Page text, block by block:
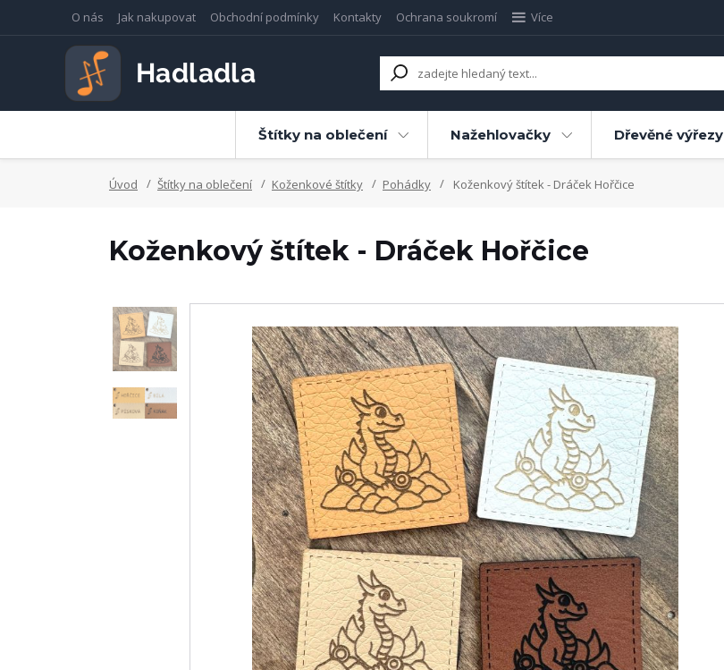
O nás Jak nakupovat Obchodní podmínky Kontakty Ochrana soukromí Více
Štítky na oblečení Nažehlovačky Dřevěné výřezy
Úvod Štítky na oblečení Koženkové štítky Pohádky Koženkový štítek - Dráček Hořčice
Koženkový štítek - Dráček Hořčice